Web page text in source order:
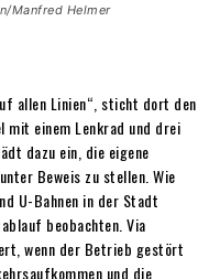
Manfred Helmer
allen Linien“, sticht dort den
mit einem Lenkrad und drei
dazu ein, die eigene
Beweis zu stellen. Wie
U-Bahnen in der Stadt
beobachten. Via
wenn der Betrieb gestört
und die